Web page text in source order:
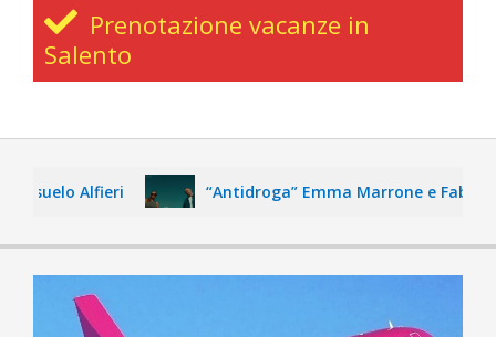
Prenotazione vacanze in
Salento
Alfieri “Antidroga” Emma Marrone e Fabri Fibra